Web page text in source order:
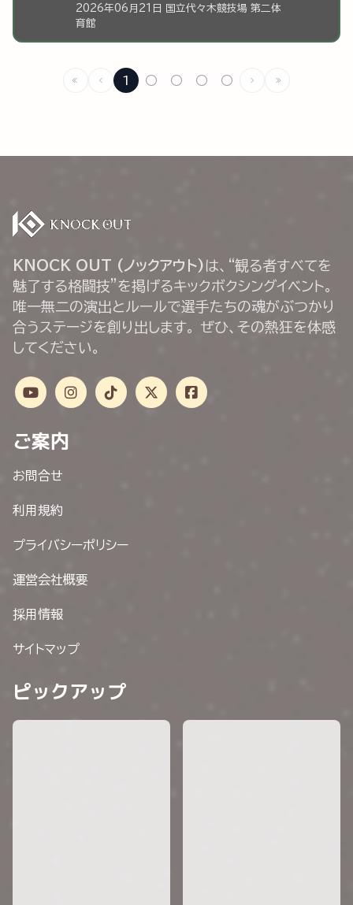
2026年06月21日 国立代々木競技場 第二体
育館
1 ○ ○ ○ ○
KNOCK OUT (ノックアウト) は、“観る者すべてを
魅了する格闘技”を掲げるキックボクシングイベント。
唯一無二の演出とルールで選手たちの魂がぶつかり
合うステージを創り出します。 ぜひ、その熱狂を体感
してください。
ご案内
お問合せ
利用規約
プライバシーポリシー
運営会社概要
採用情報
サイトマップ
ピックアップ